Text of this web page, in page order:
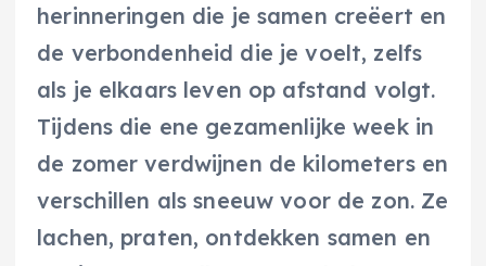
herinneringen die je samen creëert en
de verbondenheid die je voelt, zelfs
als je elkaars leven op afstand volgt.
Tijdens die ene gezamenlijke week in
de zomer verdwijnen de kilometers en
verschillen als sneeuw voor de zon. Ze
lachen, praten, ontdekken samen en